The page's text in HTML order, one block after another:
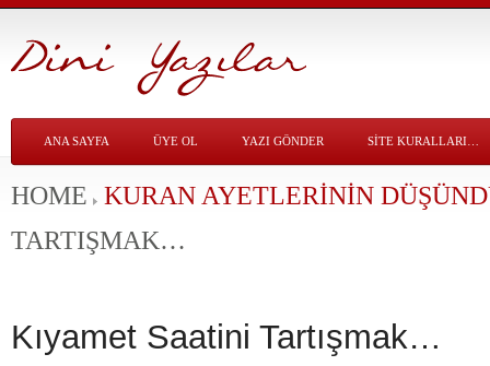
ANA SAYFA ÜYE OL YAZI GÖNDER SITE KURALLARI…
HOME KURAN AYETLERININ
TARTIŞMAK…
Kıyamet Saatini Tartışmak…